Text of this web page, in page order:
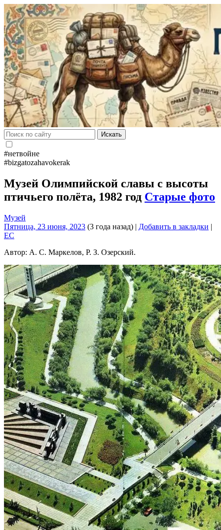
Искать
#нетвойне
#bizgatozahavokerak
Музей Олимпийской славы с высоты
птичьего полёта, 1982 год Старые фото
Музей
Пятница, 23 июня, 2023 (3 года назад) | Добавить в закладки |
EC
Автор: А. С. Маркелов, Р. З. Озерский.